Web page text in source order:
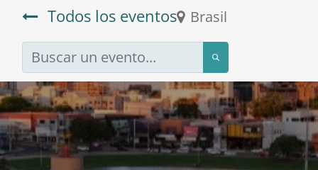
Todos los eventos Brasil